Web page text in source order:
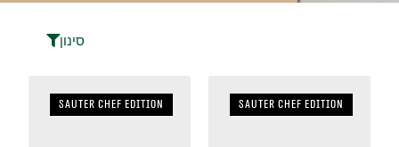
סינון
Sauter Chef Edition
Sauter Chef Edition